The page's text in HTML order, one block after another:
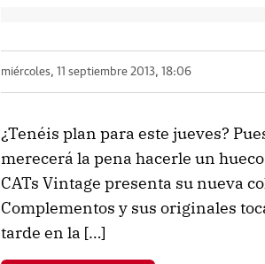
miércoles, 11 septiembre 2013, 18:06
¿Tenéis plan para este jueves?
merecerá la pena hacerle un
CATs Vintage presenta su nueva
Complementos y sus originales
tarde en la […]